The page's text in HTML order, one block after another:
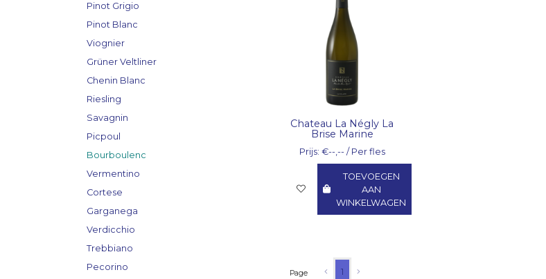
Pinot Grigio
Pinot Blanc
Viognier
Grüner Veltliner
Chenin Blanc
Riesling
Savagnin
Picpoul
Bourboulenc
Vermentino
Cortese
Garganega
Verdicchio
Trebbiano
Pecorino
Chateau La Négly La
Brise Marine
Prijs: €--,-- / Per fles
TOEVOEGEN
AAN
WINKELWAGEN
Page 1